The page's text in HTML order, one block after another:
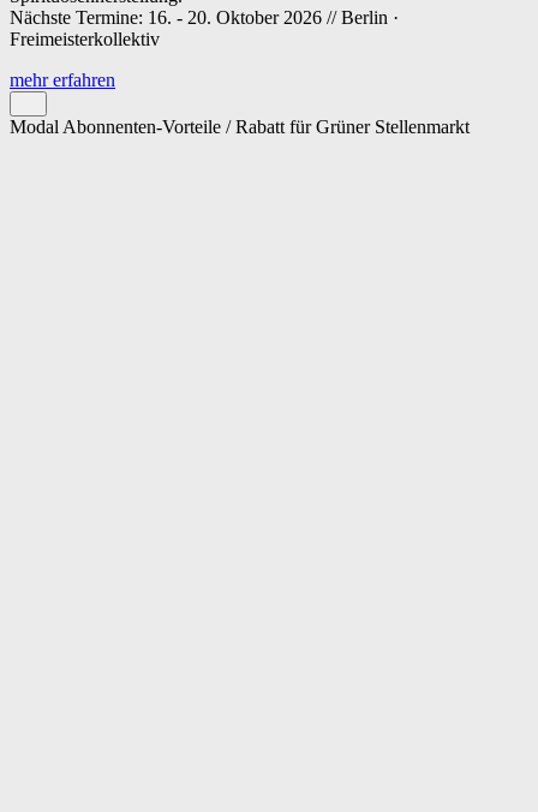
Nächste Termine: 16. - 20. Oktober 2026 // Berlin ·
Freimeisterkollektiv
mehr erfahren
Modal Abonnenten-Vorteile / Rabatt für Grüner Stellenmarkt